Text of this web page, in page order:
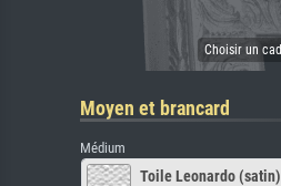
Moyen et brancard
Médium
Toile Leonardo (satin)